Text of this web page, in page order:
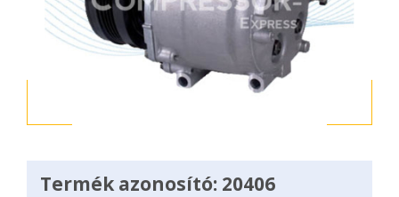
Termék azonosító: 20406